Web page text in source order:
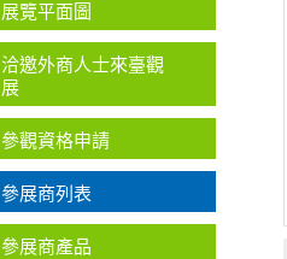
展覽平面圖
洽邀外商人士來臺觀
展
參觀資格申請
參展商列表
參展商產品